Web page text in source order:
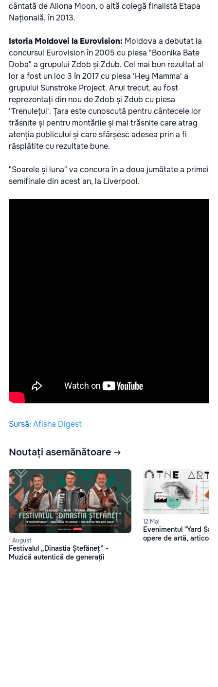
cântată de Aliona Moon, o altă colegă finalistă Etapa
Națională, în 2013.
Istoria Moldovei la Eurovision: Moldova a debutat la
concursul Eurovision în 2005 cu piesa "Boonika Bate
Doba" a grupului Zdob și Zdub. Cel mai bun rezultat al
lor a fost un loc 3 în 2017 cu piesa 'Hey Mamma' a
grupului Sunstroke Project. Anul trecut, au fost
reprezentați din nou de Zdob și Zdub cu piesa
'Trenulețul'. Țara este cunoscută pentru cântecele lor
trăsnite și pentru montările și mai trăsnite care atrag
atenția publicului și care sfârșesc adesea prin a fi
răsplătite cu rezultate bune.
"Soarele și luna" va concura în a doua jumătate a primei
semifinale din acest an, la Liverpool.
Sursă: Afisha Digest
Noutați asemănătoare
1 August
Festivalul „Dinastia Ștefăneț” -
Muzică autentică de generații
12 Mai
Evenimentul "Yard
opere de artă, articole